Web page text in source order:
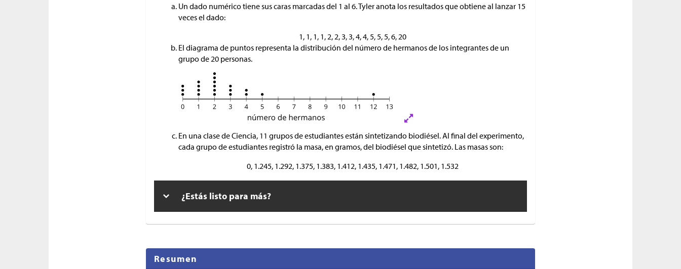
Un dado numérico tiene sus caras marcadas del 1 al 6. Tyler anota los resultados que obtiene al lanzar 15
veces el dado:
1, 1, 1, 1, 2, 2, 3, 3, 4, 4, 5, 5, 5, 6, 20
El diagrama de puntos representa la distribución del número de hermanos de los integrantes de un
grupo de 20 personas.
En una clase de Ciencia, 11 grupos de estudiantes están sintetizando biodiésel. Al final del experimento,
cada grupo de estudiantes registró la masa, en gramos, del biodiésel que sintetizó. Las masas son:
0, 1.245, 1.292, 1.375, 1.383, 1.412, 1.435, 1.471, 1.482, 1.501, 1.532
¿Estás listo para más?
Resumen